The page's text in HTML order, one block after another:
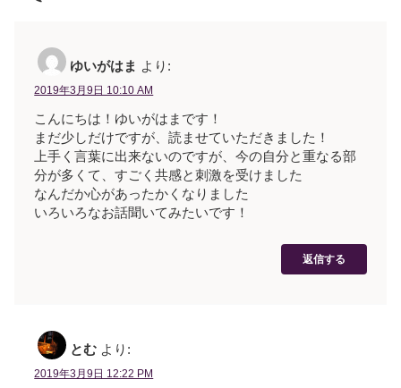
ゆいがはま より:
2019年3月9日 10:10 AM
こんにちは！ゆいがはまです！
まだ少しだけですが、読ませていただきました！
上手く言葉に出来ないのですが、今の自分と重なる部
分が多くて、すごく共感と刺激を受けました
なんだか心があったかくなりました
いろいろなお話聞いてみたいです！
返信する
とむ より:
2019年3月9日 12:22 PM